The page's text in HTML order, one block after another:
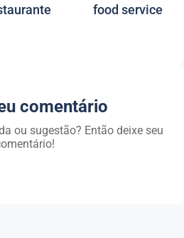
food service
comentário
ou sugestão? Então deixe seu